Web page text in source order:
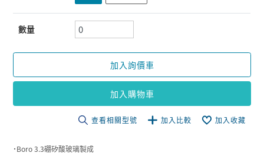
數量
加入詢價車
加入購物車
查看相關型號 加入比較 加入收藏
˙Boro 3.3硼矽酸玻璃製成